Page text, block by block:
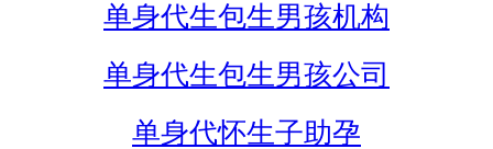
单身代生包生男孩机构
单身代生包生男孩公司
单身代怀生子助孕